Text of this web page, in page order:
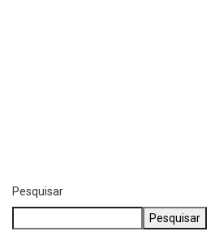
Pesquisar
Pesquisar